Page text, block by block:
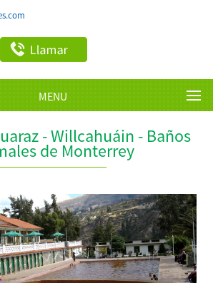
MENU
- Willcahuáin - Baños
de Monterrey